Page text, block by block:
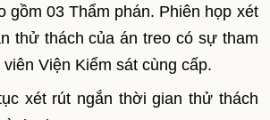
gồm 03 Thẩm phán. Phiên họp xét
thử thách của án treo có sự tham
Viện Kiểm sát cùng cấp.
xét rút ngắn thời gian thử thách